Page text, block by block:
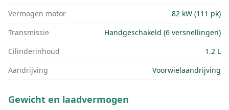
Vermogen motor
82 kW (111 pk)
Transmissie
Handgeschakeld (6 versnellingen)
Cilinderinhoud
1.2 L
Aandrijving
Voorwielaandrijving
Gewicht en laadvermogen